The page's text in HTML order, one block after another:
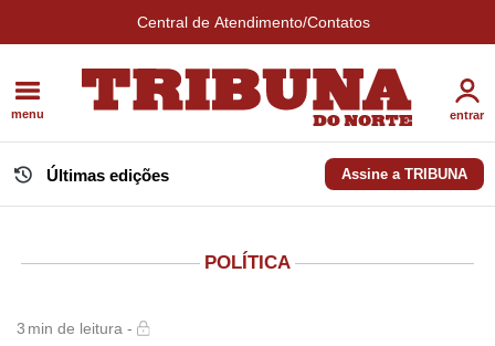
Central de Atendimento/Contatos
menu entrar
Últimas edições Assine a TRIBUNA
POLÍTICA
3 min de leitura -